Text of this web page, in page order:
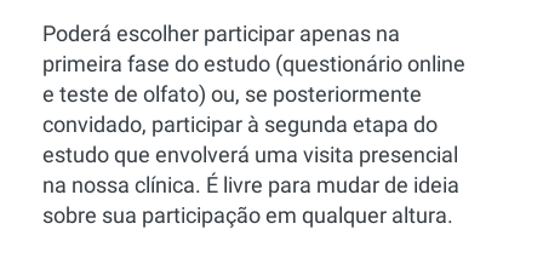
Poderá escolher participar apenas na
primeira fase do estudo (questionário online
e teste de olfato) ou, se posteriormente
convidado, participar à segunda etapa do
estudo que envolverá uma visita presencial
na nossa clínica. É livre para mudar de ideia
sobre sua participação em qualquer altura.